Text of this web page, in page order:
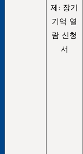
제: 장기
기억 열
람 신청
서